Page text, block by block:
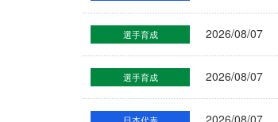
選手育成 2026/08/07
選手育成 2026/08/07
2026/08/07